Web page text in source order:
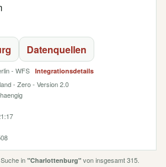
Datenquellen
- WFS Integrationsdetails
- Zero - Version 2.0
in "Charlottenburg"von insgesamt 315.